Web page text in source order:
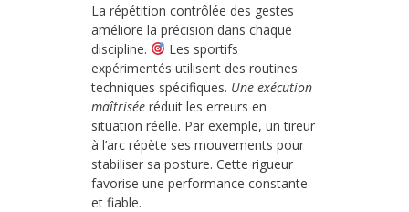
La répétition contrôlée des gestes
améliore la précision dans chaque
discipline.
Les sportifs
expérimentés utilisent des routines
techniques spécifiques. Une exécution
maîtrisée réduit les erreurs en
situation réelle. Par exemple, un tireur
à l’arc répète ses mouvements pour
stabiliser sa posture. Cette rigueur
favorise une performance constante
et fiable.